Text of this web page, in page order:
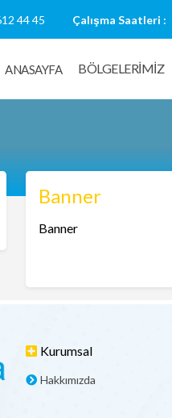
44 45 Çalışma Saatleri :
ANASAYFA BÖLGELERİMİZ
Banner
Banner
Kurumsal
Hakkımızda